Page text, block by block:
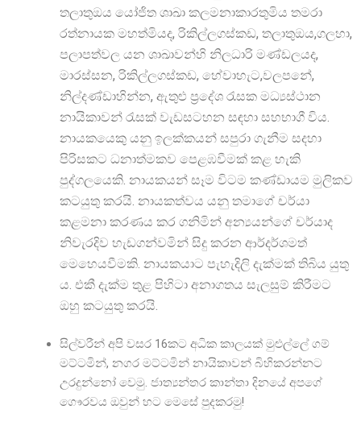
තලාතුඔය යෝජිත ශාඛා කලමනාකාරතුමිය තමරා
රත්නායක මහත්මියද, රිකිල්ලගස්කඩ, තලාතුඔය,ගලහා,
පලාපත්වල යන ශාඛාවන්හි නිලධාරි මණ්ඩලයද,
මාරස්සන, රිකිල්ලගස්කඩ, හේවාහැට,වලපනේ,
නිල්දණ්ඩාහින්න, ඇතුළු ප්රදේශ රැසක මධ්යස්ථාන
නායිකාවන් රැසක් වැඩසටහන සඳහා සහභාගී විය.
නායකයෙකු යනු ඉලක්කයන් සපුරා ගැනීම සදහා
පිරිසකට ධනාත්මකව පෙළඹවීමක් කළ හැකි
පුද්ගලයෙකි. නායකයන් සෑම විටම කණ්ඩායම මුලිකව
කටයුතු කරයි. නායකත්වය යනු තමාගේ චර්‌යා
කළමනා කරණය කර ගනිමින් අන්යයන්ගේ චර්යාද
නිවැරදිව හැඩගන්වමින් සිදු කරන ආර්දර්ශමත්
මෙහෙයවීමකි. නායකයාට පැහැදිලි දැක්මක් තිබිය යුතු
ය. එකී දැක්ම තුළ පිහිටා අනාගතය සැලසුම් කිරීමට
ඔහු කටයුතු කරයි.
සිල්වරීන් අපි වසර 16කට අධික කාලයක් මුළුල්ලේ ගම්
මට්ටමින්, නගර මට්ටමින් නායිකාවන් බිහිකරන්නට
උරදුන්නෝ වෙමු. ජාත්යන්තර කාන්තා දිනයේ අපගේ
ගෞරවය ඔවුන් හට මෙසේ පුදකරමු!